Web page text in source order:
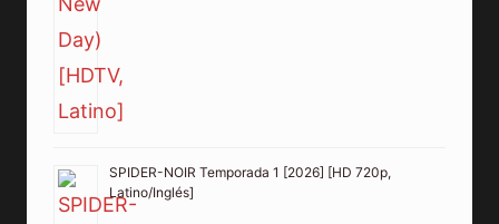
SPIDER-NOIR Temporada 1 [2026] [HD 720p,
Latino/Inglés]